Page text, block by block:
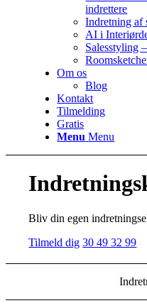
indrettere
Indretning af
AI i
Salesstyling
Om os
Blog
Kontakt
Tilmelding
Gratis
Menu Menu
Bliv din egen
Tilmeld dig 30 49 32 99